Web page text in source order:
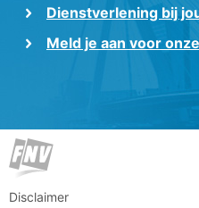
Dienstverlening bij
Meld je aan voor
Disclaimer